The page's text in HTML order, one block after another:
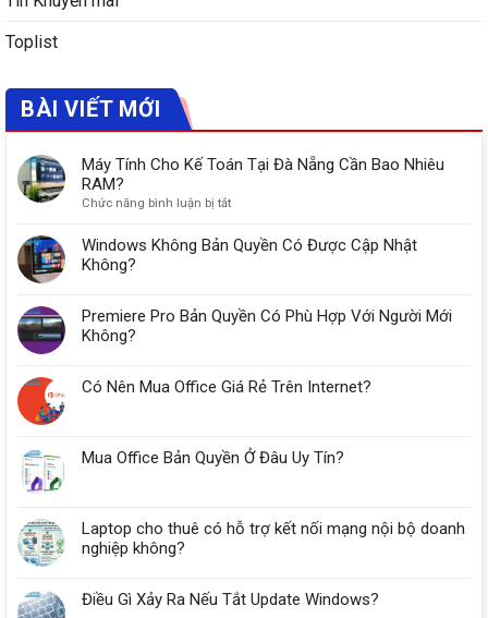
Toplist
BÀI VIẾT MỚI
Máy Tính Cho Kế Toán Tại Đà Nẵng Cần Bao Nhiêu
RAM?
Chức năng bình luận bị tắtở
Tính
Tại
Bao
Windows Không Bản Quyền Có Được Cập Nhật
Không?
Premiere Pro Bản Quyền Có Phù Hợp Với Người Mới
Không?
Có Nên Mua Office Giá Rẻ Trên Internet?
Mua Office Bản Quyền Ở Đâu Uy Tín?
Laptop cho thuê có hỗ trợ kết nối mạng nội bộ doanh
nghiệp không?
Điều Gì Xảy Ra Nếu Tắt Update Windows?